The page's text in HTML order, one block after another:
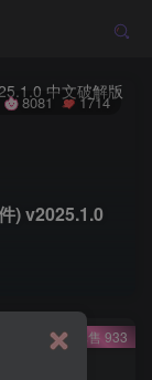
) v2025.1.0
8081 1714
已售 933